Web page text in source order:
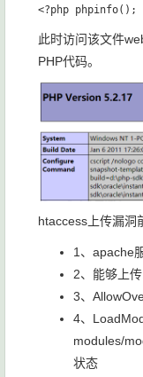
此时访问该文件
PHP代码。
htaccess上传漏洞
1、apache
2、能够上
3、
4、
modules/
状态